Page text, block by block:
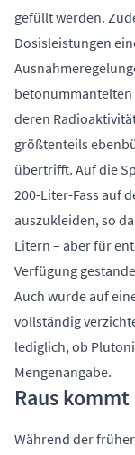
gefüllt werden.
Dosisleistungen
betonummantelten
deren
größtenteils
übertrifft. Auf die
200-Liter-Fass auf
auszukleiden, so
Litern – aber für
Verfügung
Auch wurde auf
vollständig
lediglich, ob
Mengenangabe.
Raus
Während der